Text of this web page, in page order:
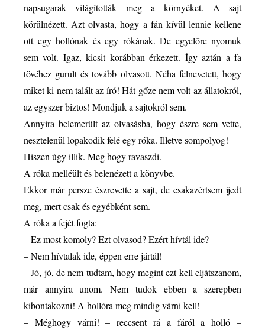
napsugarak világították meg a környéket. A sajt
körülnézett. Azt olvasta, hogy a fán kívül lennie kellene
ott egy hollónak és egy rókának. De egyelőre nyomuk
sem volt. Igaz, kicsit korábban érkezett. Így aztán a fa
tövéhez gurult és tovább olvasott. Néha felnevetett, hogy
miket ki nem talált az író! Hát gőze nem volt az állatokról,
az egyszer biztos! Mondjuk a sajtokról sem.
Annyira belemerült az olvasásba, hogy észre sem vette,
nesztelenül lopakodik felé egy róka. Illetve sompolyog!
Hiszen úgy illik. Meg hogy ravaszdi.
A róka melléült és belenézett a könyvbe.
Ekkor már persze észrevette a sajt, de csakazértsem ijedt
meg, mert csak és egyébként sem.
A róka a fejét fogta:
– Ez most komoly? Ezt olvasod? Ezért hívtál ide?
– Nem hívtalak ide, éppen erre jártál!
– Jó, jó, de nem tudtam, hogy megint ezt kell eljátszanom,
már annyira unom. Nem tudok ebben a szerepben
kibontakozni! A hollóra meg mindig várni kell!
– Méghogy várni! – reccsent rá a fáról a holló –